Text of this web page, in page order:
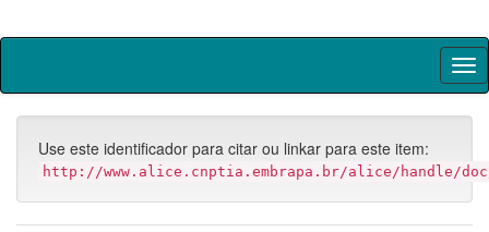
Skip
Use este identificador para citar ou linkar para este item:
http://www.alice.cnptia.embrapa.br/alice/handle/